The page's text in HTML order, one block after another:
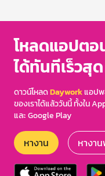
โหลดแอปตอ
ได้ทันทีเร็วสุด
ดาวน์โหลดDayworkแอปพ
ของเราได้แล้ววันนี้ ทั้งใน
และ Google Play
หางาน หางา